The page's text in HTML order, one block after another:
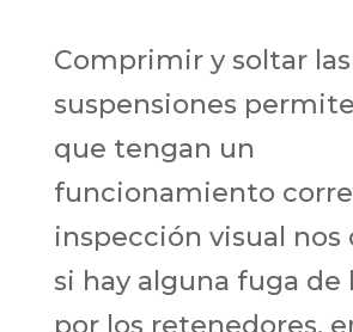
Comprimir y soltar las
suspensiones
que tengan un
funcionamiento
inspección visual nos
si hay alguna fuga de
por los retenedores,